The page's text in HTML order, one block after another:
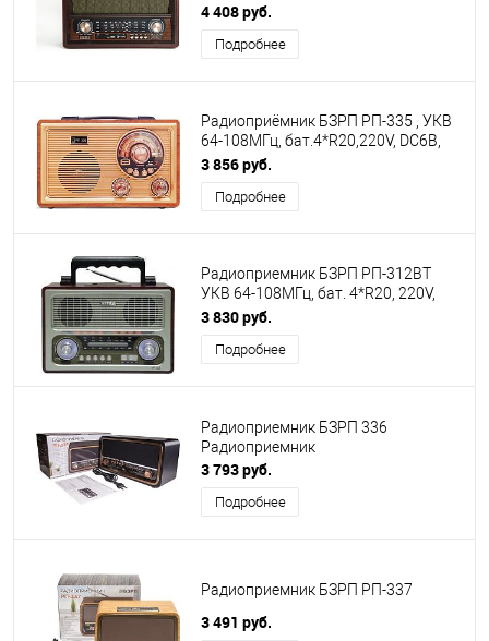
4 408 руб.
Подробнее
Радиоприёмник БЗРП РП-335 , УКВ
64-108МГц, бат.4*R20,220V, DC6В,
акб 1200MA/H,BT/USB/MICROSD
3 856 руб.
Подробнее
Радиоприемник БЗРП РП-312BT
УКВ 64-108МГц, бат. 4*R20, 220V,
акб 1400mA/h,
USB/SD/microSD/AUX
3 830 руб.
Подробнее
Радиоприемник БЗРП 336
Радиоприемник
3 793 руб.
Подробнее
Радиоприемник БЗРП РП-337
3 491 руб.